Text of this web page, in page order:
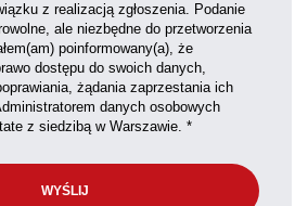
z realizacją zgłoszenia. Podanie
ale niezbędne do przetworzenia
poinformowany(a), że
dostępu do swoich danych,
żądania zaprzestania ich
danych osobowych
z siedzibą w Warszawie. *